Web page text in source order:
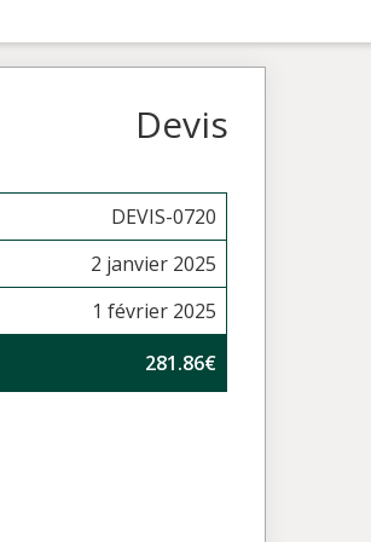
Devis
DEVIS-0720
2 janvier 2025
1 février 2025
281.86€